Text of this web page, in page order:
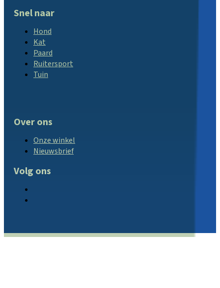
Snel naar
Hond
Kat
Paard
Ruitersport
Tuin
Over ons
Onze winkel
Nieuwsbrief
Volg ons